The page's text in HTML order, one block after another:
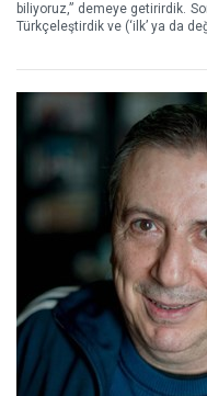
biliyoruz,” demeye getirirdik.
Türkçeleştirdik ve (‘ilk’ ya da